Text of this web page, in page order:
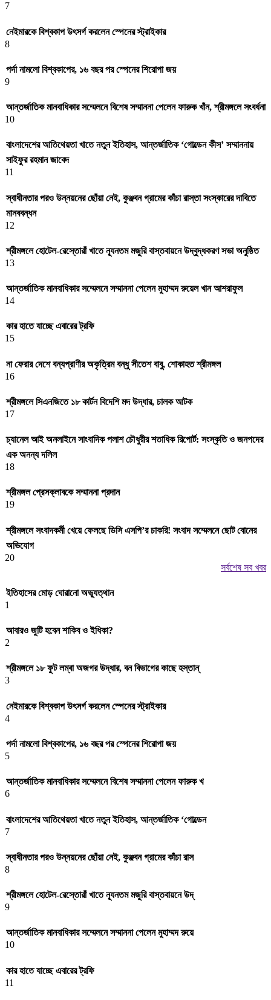
7
নেইমারকে বিশ্বকাপ উৎসর্গ করলেন স্পেনের স্ট্রাইকার
8
পর্দা নামলো বিশ্বকাপের, ১৬ বছর পর স্পেনের শিরোপা জয়
9
আন্তর্জাতিক মানবাধিকার সম্মেলনে বিশেষ সম্মাননা পেলেন ফারুক খাঁন, শ্রীমঙ্গলে সংবর্ধনা
10
বাংলাদেশের আতিথেয়তা খাতে নতুন ইতিহাস, আন্তর্জাতিক ‘গোল্ডেন কীস’ সম্মাননায়
সাইফুর রহমান জাবেদ
11
স্বাধীনতার পরও উন্নয়নের ছোঁয়া নেই, কুঞ্জবন গ্রামের কাঁচা রাস্তা সংস্কারের দাবিতে
মানববন্ধন
12
শ্রীমঙ্গলে হোটেল-রেস্তোরাঁ খাতে ন্যূনতম মজুরি বাস্তবায়নে উদ্বুদ্ধকরণ সভা অনুষ্ঠিত
13
আন্তর্জাতিক মানবাধিকার সম্মেলনে সম্মাননা পেলেন মুহাম্মদ রুয়েল খান আশরাফুল
14
কার হাতে যাচ্ছে এবারের ট্রফি
15
না ফেরার দেশে বন্যপ্রাণীর অকৃত্রিম বন্ধু সীতেশ বাবু, শোকাহত শ্রীমঙ্গল
16
শ্রীমঙ্গলে সিএনজিতে ১৮ কার্টন বিদেশি মদ উদ্ধার, চালক আটক
17
চ্যানেল আই অনলাইনে সাংবাদিক পলাশ চৌধুরীর শতাধিক রিপোর্ট: সংস্কৃতি ও জনপদের
এক অনন্য দলিল
18
শ্রীমঙ্গল প্রেসক্লাবকে সম্মাননা প্রদান
19
শ্রীমঙ্গলে সংবাদকর্মী খেয়ে ফেলছে ডিসি এসপি’র চাকরি! সংবাদ সম্মেলনে ছোট বোনের
অভিযোগ
20
সর্বশেষ সব খবর
ইতিহাসের মোড় ঘোরানো অভ্যুত্থান
1
আবারও জুটি হবেন শাকিব ও ইধিকা?
2
শ্রীমঙ্গলে ১৮ ফুট লম্বা অজগর উদ্ধার, বন বিভাগের কাছে হস্তান্
3
নেইমারকে বিশ্বকাপ উৎসর্গ করলেন স্পেনের স্ট্রাইকার
4
পর্দা নামলো বিশ্বকাপের, ১৬ বছর পর স্পেনের শিরোপা জয়
5
আন্তর্জাতিক মানবাধিকার সম্মেলনে বিশেষ সম্মাননা পেলেন ফারুক খ
6
বাংলাদেশের আতিথেয়তা খাতে নতুন ইতিহাস, আন্তর্জাতিক ‘গোল্ডেন
7
স্বাধীনতার পরও উন্নয়নের ছোঁয়া নেই, কুঞ্জবন গ্রামের কাঁচা রাস
8
শ্রীমঙ্গলে হোটেল-রেস্তোরাঁ খাতে ন্যূনতম মজুরি বাস্তবায়নে উদ্
9
আন্তর্জাতিক মানবাধিকার সম্মেলনে সম্মাননা পেলেন মুহাম্মদ রুয়ে
10
কার হাতে যাচ্ছে এবারের ট্রফি
11